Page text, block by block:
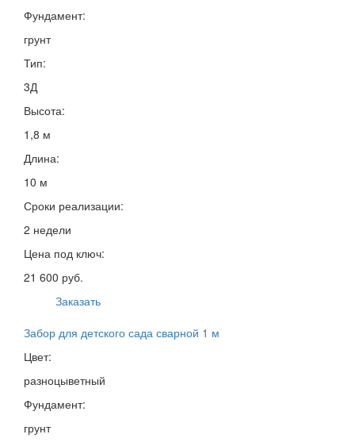
Фундамент:
грунт
Тип:
3Д
Высота:
1,8 м
Длина:
10 м
Сроки реализации:
2 недели
Цена под ключ:
21 600 руб.
Заказать
Забор для детского сада сварной 1 м
Цвет:
разноцыветный
Фундамент:
грунт